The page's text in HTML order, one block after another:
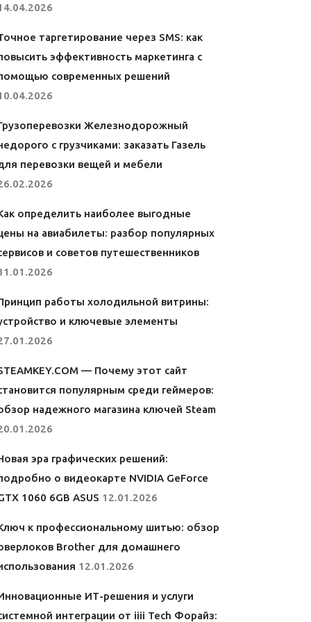
таргетирование через SMS: как
эффективность маркетинга с
современных решений
Железнодорожный
с грузчиками: заказать Газель
перевозки вещей и мебели
определить наиболее выгодные
на авиабилеты: разбор популярных
и советов путешественников
работы холодильной витрины:
и ключевые элементы
— Почему этот сайт
популярным среди геймеров:
надежного магазина ключей Steam
эра графических решений:
о видеокарте NVIDIA GeForce
1060 6GB ASUS 12.01.2026
к профессиональному шитью: обзор
Brother для домашнего
12.01.2026
ИТ-решения и услуги
интеграции от iiii Tech Форайз: